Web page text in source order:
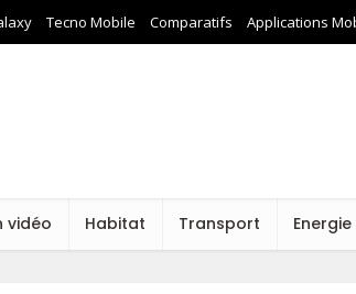
Tecno Mobile Comparatifs Applications
vidéo Habitat Transport Energie